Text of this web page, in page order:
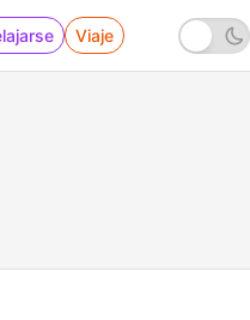
Viaje